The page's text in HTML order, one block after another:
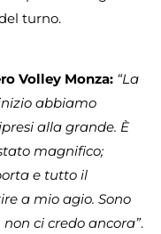
turno.
Volley Monza: “La
abbiamo
alla grande. È
magnifico;
e tutto il
a mio agio. Sono
ci credo ancora”.